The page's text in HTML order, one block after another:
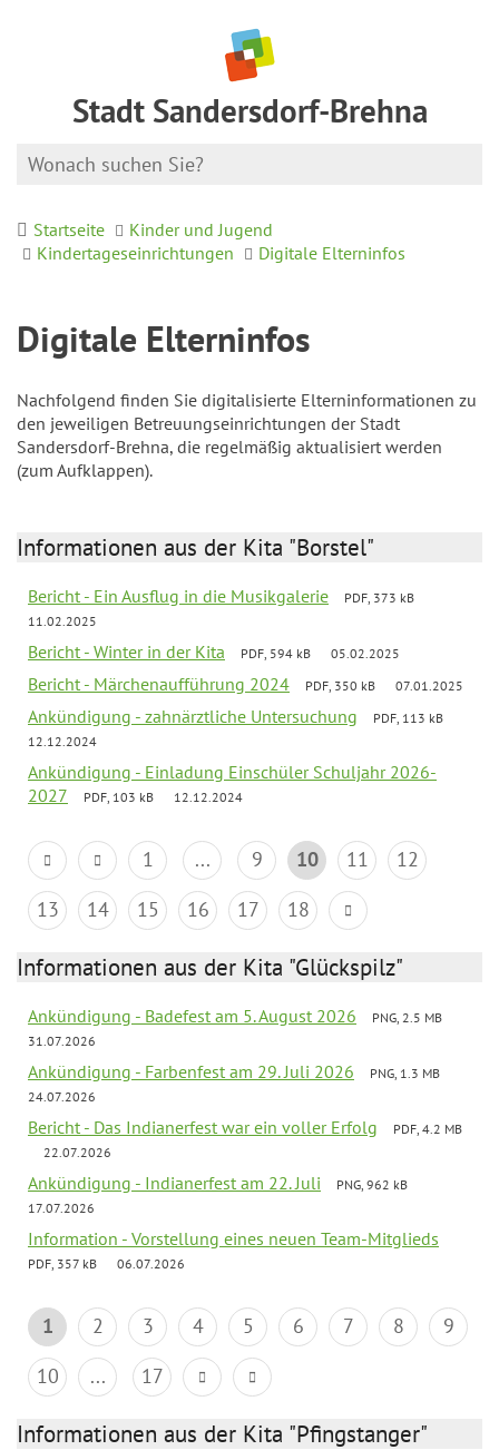
Stadt Sandersdorf-Brehna
Startseite
Kinder und Jugend
Kindertageseinrichtungen
Digitale Elterninfos
Digitale Elterninfos
Nachfolgend finden Sie digitalisierte Elterninformationen zu
den jeweiligen Betreuungseinrichtungen der Stadt
Sandersdorf-Brehna, die regelmäßig aktualisiert werden
(zum Aufklappen).
Informationen aus der Kita "Borstel"
Bericht - Ein Ausflug in die Musikgalerie
PDF, 373 kB
11.02.2025
Bericht - Winter in der Kita PDF, 594 kB 05.02.2025
Bericht - Märchenaufführung 2024 PDF, 350 kB 07.01.2025
Ankündigung - zahnärztliche Untersuchung
PDF, 113 kB
12.12.2024
Ankündigung - Einladung Einschüler Schuljahr 2026-
2027
PDF, 103 kB 12.12.2024
1 ... 9 10 11
12
13
14 15 16 17 18
Informationen aus der Kita "Glückspilz"
Ankündigung - Badefest am 5. August 2026
PNG, 2.5 MB
31.07.2026
Ankündigung - Farbenfest am 29. Juli 2026
PNG, 1.3 MB
24.07.2026
Bericht - Das Indianerfest war ein voller Erfolg
PDF, 4.2 MB
22.07.2026
Ankündigung - Indianerfest am 22. Juli
PNG, 962 kB
17.07.2026
Information - Vorstellung eines neuen Team-Mitglieds
PDF, 357 kB 06.07.2026
1 2 3 4 5 6 7 8
9
10
... 17
Informationen aus der Kita "Pfingstanger"